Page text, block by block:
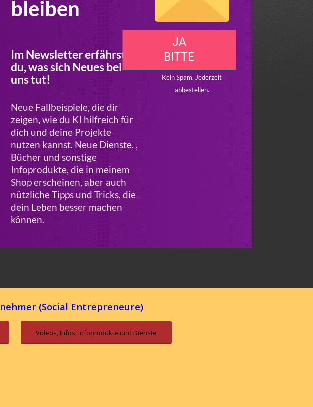
(Social Entrepreneure)
Videos, Infos, Infoprodukte und Dienste